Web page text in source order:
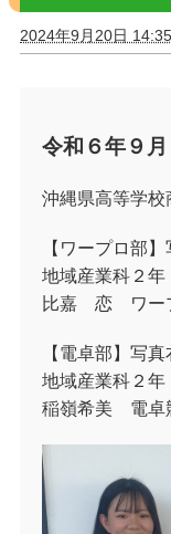
2024年9月20日 14:35
令和６年９月
沖縄県高等学校
【ワープロ部
地域産業科２年
比嘉 恋 ワー
【電卓部】写真
地域産業科２年
稲嶺希美 電卓